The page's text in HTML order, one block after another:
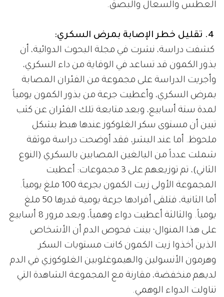
العطس والسعال والبصق.
كشفت دراسة، نشرت في مجلة البحوث الدوائية، أن
بذور الكمون قد تساعد في الوقاية من داء السكري،
وأجريت الدراسة على مجموعة من الفئران المصابة
بمرض السكري، وأعطيت جرعة من بذور الكمون يومياً
لمدة ستة أسابيع، وبعد متابعة تلك الفئران عن كثب
تبين أن مستوى سكر الغلوكوز عندها هبط بشكل
ملحوظ. أما عند البشر، فقد أوضحت دراسة موثقة
شملت عدداً من البالغين المصابين بالسكري (النوع
الثاني)، تم توزيعهم على 3 مجموعات: أعطيت
المجموعة الأولى زيت الكمون بجرعة 100 ملغ يومياً.
أما الثانية، فتلقى أفرادها جرعة يومية قدرها 50 ملغ
يومياً. والثالثة أعطيت دواء وهمياً، وبعد مرور 8 أسابيع
على هذا المنوال؛ بينت فحوص الدم أن الأشخاص
الذين أخذوا زيت الكمون كانت مستويات السكر
وهرمون الأنسولين والهيموغلوبين الغلوكوزي في الدم
لديهم منخفضة، مقارنة مع المجموعة الشاهدة التي
تناولت الدواء الوهمي.